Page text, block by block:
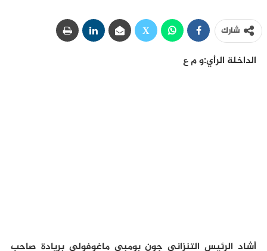
شارك
الداخلة الرأي:و م ع
أشاد الرئيس التنزاني جون بومبي ماغوفولي بريادة صاحب